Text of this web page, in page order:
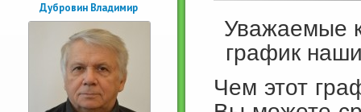
Дубровин Владимир
Уважаемые
график
Чем этот